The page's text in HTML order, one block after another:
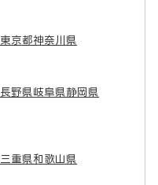
東京都神奈川県
長野県岐阜県静岡県
三重県和歌山県